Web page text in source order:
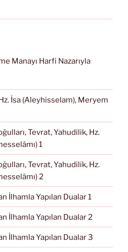
Manayı Harfi Nazarıyla
İsa (Aleyhisselam), Meryem
Tevrat, Yahudilik, Hz.
1
Tevrat, Yahudilik, Hz.
2
İlhamla Yapılan Dualar 1
İlhamla Yapılan Dualar 2
İlhamla Yapılan Dualar 3